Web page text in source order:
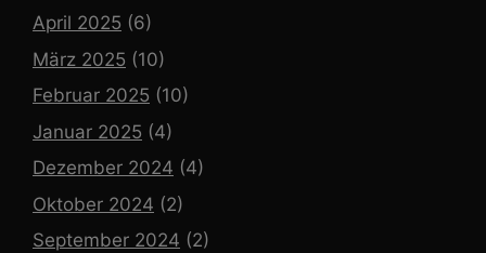
April 2025 (6)
März 2025 (10)
Februar 2025 (10)
Januar 2025 (4)
Dezember 2024 (4)
Oktober 2024 (2)
September 2024 (2)